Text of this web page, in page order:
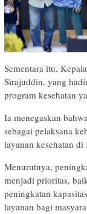
Sementara itu,
Sirajuddin, yang
program kesehatan
Ia menegaskan
sebagai pelaksana
layanan kesehatan di
Menurutnya,
menjadi prioritas,
peningkatan
layanan bagi